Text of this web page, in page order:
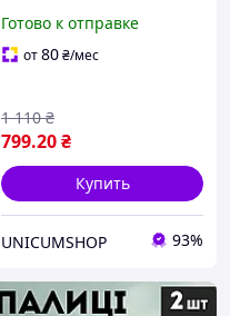
треккинга скандинавские
2 шт ENERGIA Синий
Готово к отправке
от80₴/мес
799.20₴
1 110 ₴
Купить
UNICUMSHOP 93%